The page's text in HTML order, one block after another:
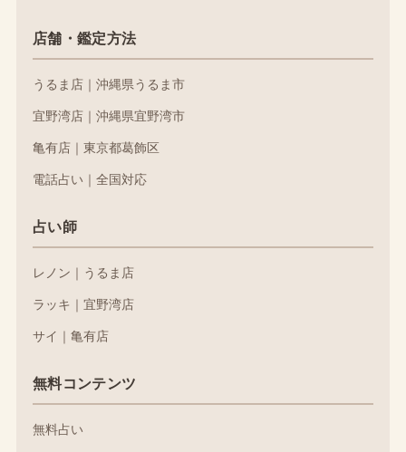
店舗・鑑定方法
うるま店｜沖縄県うるま市
宜野湾店｜沖縄県宜野湾市
亀有店｜東京都葛飾区
電話占い｜全国対応
占い師
レノン｜うるま店
ラッキ｜宜野湾店
サイ｜亀有店
無料コンテンツ
無料占い